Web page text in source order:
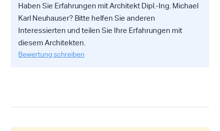
Haben Sie Erfahrungen mit Architekt Dipl.-Ing. Michael
Karl Neuhauser? Bitte helfen Sie anderen
Interessierten und teilen Sie Ihre Erfahrungen mit
diesem Architekten.
Bewertung schreiben